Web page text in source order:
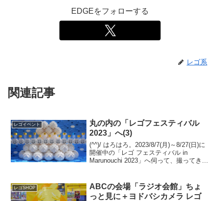
EDGEをフォローする
レゴ系
関連記事
レゴイベント
丸の内の「レゴフェスティバル
2023」へ(3)
(^^)/ はろはろ。2023/8/7(月)～8/27(日)に
開催中の「レゴ フェスティバル in
Marunouchi 2023」へ伺って、撮ってきた
回は最後の展示場...
レゴSHOP
ABCの会場「ラジオ会館」ちょ
っと見に＋ヨドバシカメラ レゴ